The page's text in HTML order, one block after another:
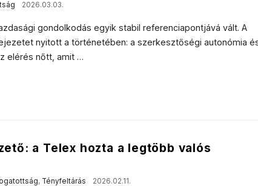
2026.03.03.
gondolkodás egyik stabil referenciapontjává vált. A
nyitott a történetében: a szerkesztőségi autonómia
elérés nőtt, amit …
a Telex hozta a legtöbb valós
, Tényfeltárás 2026.02.11.